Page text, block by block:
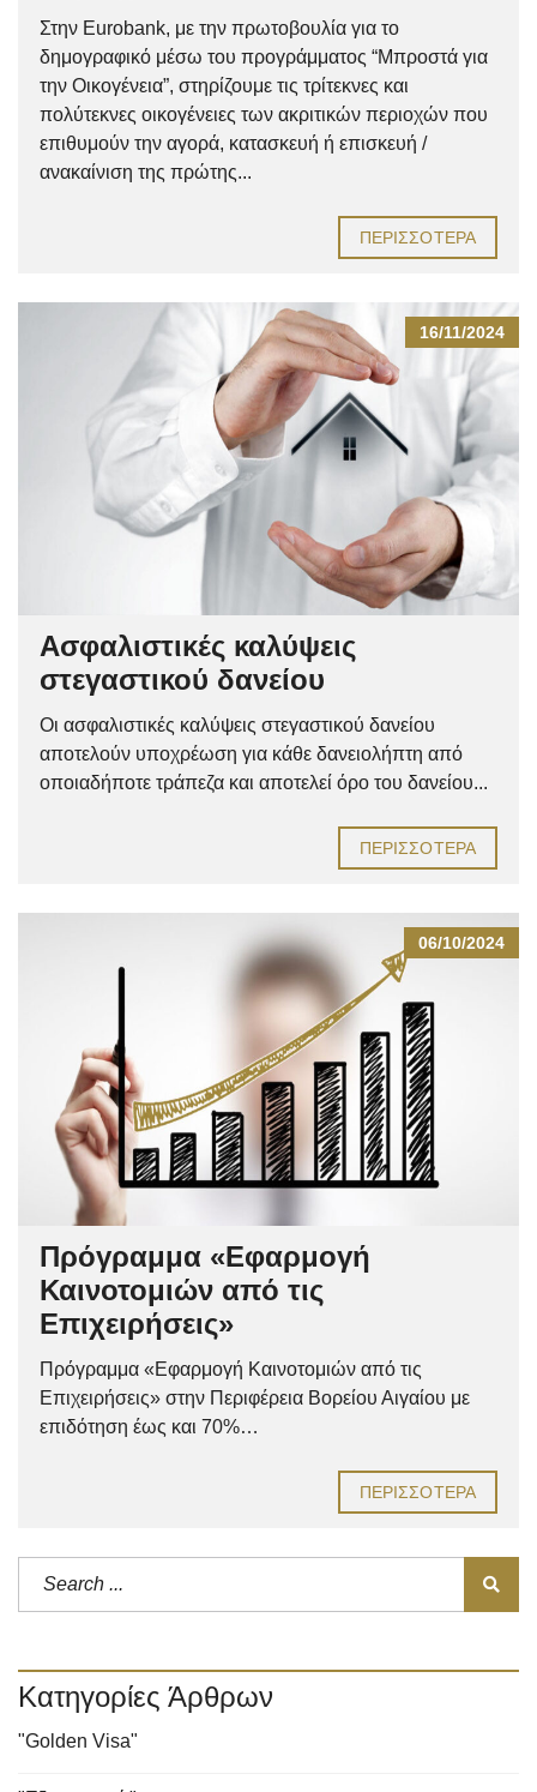
Στην Eurobank, με την πρωτοβουλία για το
δημογραφικό μέσω του προγράμματος “Μπροστά για
την Οικογένεια”, στηρίζουμε τις τρίτεκνες και
πολύτεκνες οικογένειες των ακριτικών περιοχών που
επιθυμούν την αγορά, κατασκευή ή επισκευή /
ανακαίνιση της πρώτης...
ΠΕΡΙΣΣΌΤΕΡΑ
16/11/2024
Ασφαλιστικές καλύψεις
στεγαστικού δανείου
Οι ασφαλιστικές καλύψεις στεγαστικού δανείου
αποτελούν υποχρέωση για κάθε δανειολήπτη από
οποιαδήποτε τράπεζα και αποτελεί όρο του δανείου...
ΠΕΡΙΣΣΌΤΕΡΑ
06/10/2024
Πρόγραμμα «Εφαρμογή
Καινοτομιών από τις
Επιχειρήσεις»
Πρόγραμμα «Εφαρμογή Καινοτομιών από τις
Επιχειρήσεις» στην Περιφέρεια Βορείου Αιγαίου με
επιδότηση έως και 70%…
ΠΕΡΙΣΣΌΤΕΡΑ
Κατηγορίες Άρθρων
"Golden Visa"